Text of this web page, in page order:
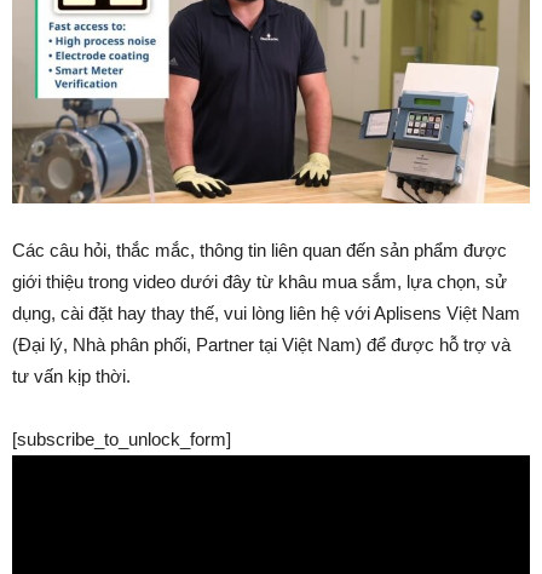
Các câu hỏi, thắc mắc, thông tin liên quan đến sản phẩm được
giới thiệu trong video dưới đây từ khâu mua sắm, lựa chọn, sử
dụng, cài đặt hay thay thế, vui lòng liên hệ với Aplisens Việt Nam
(Đại lý, Nhà phân phối, Partner tại Việt Nam) để được hỗ trợ và
tư vấn kịp thời.
[subscribe_to_unlock_form]